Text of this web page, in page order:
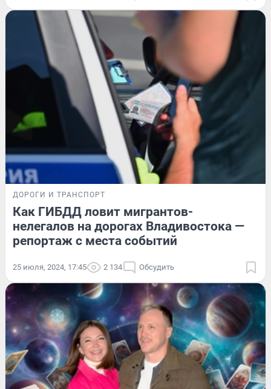
ДОРОГИ И ТРАНСПОРТ
Как ГИБДД ловит мигрантов-
нелегалов на дорогах Владивостока —
репортаж с места событий
25 июля, 2024, 17:45 2 134 Обсудить